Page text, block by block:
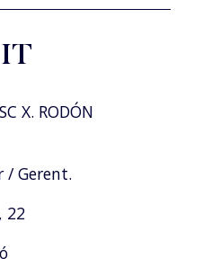
X. RODÓN
/ Gerent.
22